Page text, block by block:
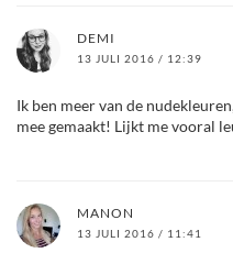
DEMI
13 JULI 2016 / 12:39
Ik ben meer van de
mee gemaakt! Lijkt me vooral
MANON
13 JULI 2016 / 11:41